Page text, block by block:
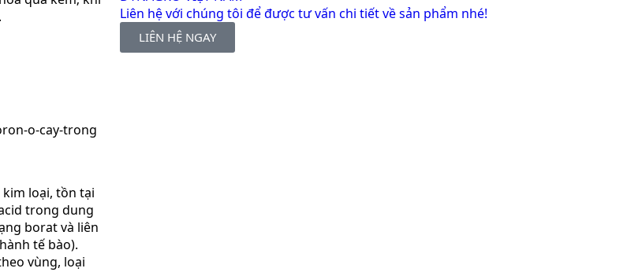
loại, tồn tại
trong dung
borat và liên
tế bào).
vùng, loại
Liên hệ với chúng tôi để được tư vấn chi tiết về sản phẩm nhé!
LIÊN HỆ NGAY